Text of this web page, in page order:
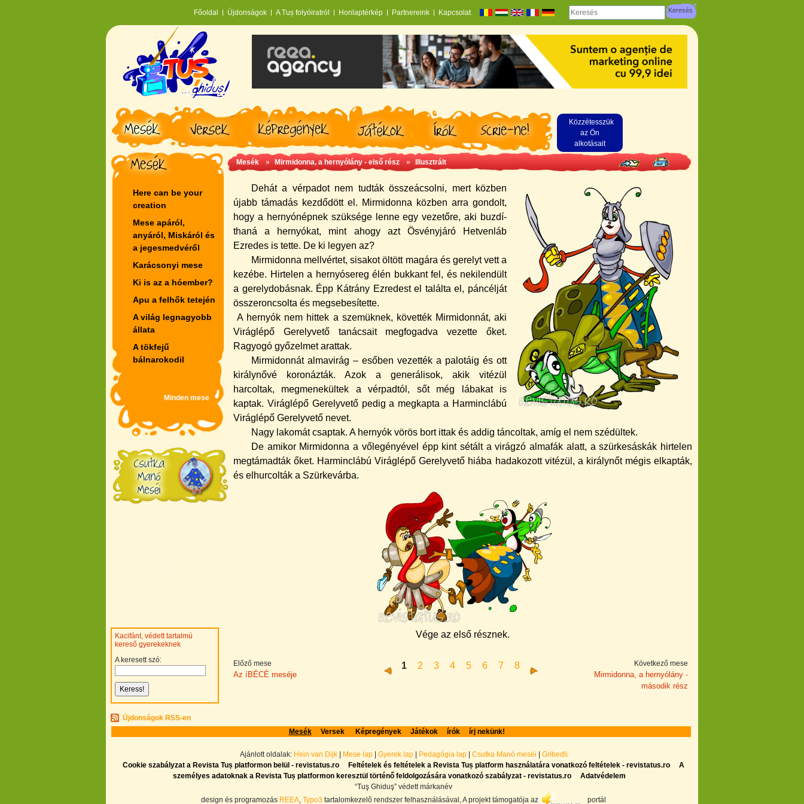
Főoldal Újdonságok A Tuș folyóiratról Honlaptérkép Partnereink Kapcsolat
Közzétesszük
az Ön
alkotásait
Here can be your
creation
Mese apáról,
anyáról, Miskáról és
a jegesmedvéről
Karácsonyi mese
Ki is az a hóember?
Apu a felhők tetején
A világ legnagyobb
állata
A tökfejű
bálnarokodil
Minden mese
Kacifánt, védett tartalmú
kereső gyerekeknek
A keresett szó:
Újdonságok RSS-en
Mesék » Mirmidonna, a hernyólány - első rész » Illusztrált
Dehát a vérpadot nem tudták összeácsolni, mert közben
újabb támadás kezdődött el. Mirmidonna közben arra gondolt,
hogy a hernyónépnek szüksége lenne egy vezetőre, aki buzdí­
thaná a hernyókat, mint ahogy azt Ösvényjáró Hetvenláb
Ezredes is tette. De ki legyen az?
Mirmidonna mellvértet, sisakot öltött magára és gerelyt vett a
kezébe. Hirtelen a hernyósereg élén bukkant fel, és nekilendült
a gerelydobásnak. Épp Kátrány Ezredest el találta el, páncélját
összeroncsolta és megsebesí­tette.
A hernyók nem hittek a szemüknek, követték Mirmidonnát, aki
Viráglépő Gerelyvető tanácsait megfogadva vezette őket.
Ragyogó győzelmet arattak.
Mirmidonnát almavirág – esőben vezették a palotáig és ott
királynővé koronázták. Azok a generálisok, akik vitézül
harcoltak, megmenekültek a vérpadtól, sőt még lábakat is
kaptak. Viráglépő Gerelyvető pedig a megkapta a Harminclábú
Viráglépő Gerelyvető nevet.
Nagy lakomát csaptak. A hernyók vörös bort ittak és addig táncoltak, amí­g el nem szédültek.
De amikor Mirmidonna a vőlegényével épp kint sétált a virágzó almafák alatt, a szürkesáskák hirtelen
megtámadták őket. Harminclábú Viráglépő Gerelyvető hiába hadakozott vitézül, a királynőt mégis elkapták,
és elhurcolták a Szürkevárba.
Vége az első résznek.
Előző mese
Az íBÉCÉ meséje
1 2 3 4 5 6 7 8 Következő mese
Mirmidonna, a hernyólány -
második rész
Mesék Versek Képregények Játékok írók írj nekünk!
Ajánlott oldalak: Hein van Dijk| Mese lap| Gyerek lap Pedagógia lap Csutka Manó meséi
Gribedli
Cookie szabályzat a Revista Tuș platformon belül - revistatus.ro
Feltételek és feltételek a Revista Tuș platform használatára vonatkozó feltételek - revistatus.ro
A
személyes adatoknak a Revista Tuș platformon keresztül történő feldolgozására vonatkozó szabályzat - revistatus.ro
Adatvédelem
“Tuş Ghiduş” védett márkanév
design és programozás REEA Typo3 tartalomkezelõ rendszer felhasználásával, A projekt támogatója az portál